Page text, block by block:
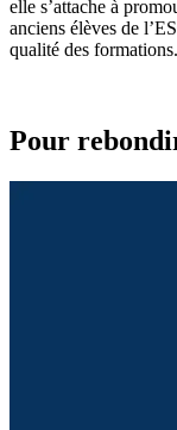
elle s’attache à
anciens élèves de
qualité des formations.
Pour